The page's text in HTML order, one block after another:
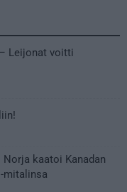
Leijonat voitti
kaatoi Kanadan
mitalinsa